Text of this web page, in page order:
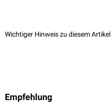
Wichtiger Hinweis zu diesem Artikel
Empfehlung